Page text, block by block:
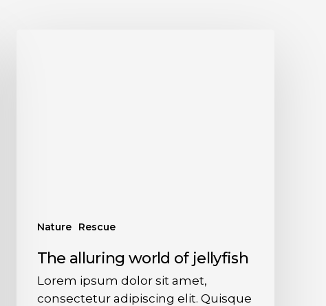
Nature Rescue
The alluring world of jellyfish
Lorem ipsum dolor sit amet,
consectetur adipiscing elit. Quisque